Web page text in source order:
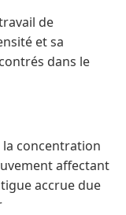
de
et sa
dans le
concentration
affectant
accrue due